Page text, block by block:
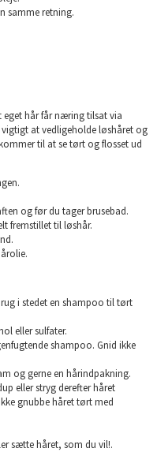
samme retning.
eget hår får næring tilsat via
at vedligeholde løshåret og
til at se tørt og flosset ud
og før du tager brusebad.
fremstillet til løshår.
i stedet en shampoo til tørt
eller sulfater.
shampoo. Gnid ikke
og gerne en hårindpakning.
eller stryg derefter håret
gnubbe håret tørt med
sætte håret, som du vil!.